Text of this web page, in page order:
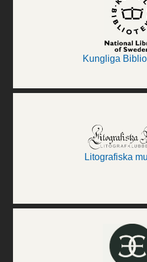
Kungliga
Litografiska